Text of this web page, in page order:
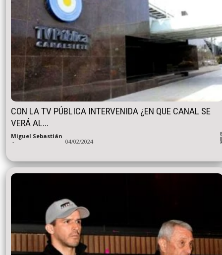
CON LA TV PÚBLICA INTERVENIDA ¿EN QUE CANAL SE
VERÁ AL...
Miguel Sebastián
- 04/02/2024